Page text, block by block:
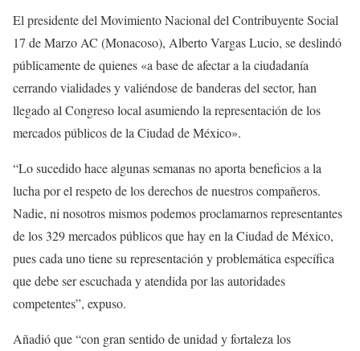
El presidente del Movimiento Nacional del Contribuyente Social
17 de Marzo AC (Monacoso), Alberto Vargas Lucio, se deslindó
públicamente de quienes «a base de afectar a la ciudadanía
cerrando vialidades y valiéndose de banderas del sector, han
llegado al Congreso local asumiendo la representación de los
mercados públicos de la Ciudad de México».
“Lo sucedido hace algunas semanas no aporta beneficios a la
lucha por el respeto de los derechos de nuestros compañeros.
Nadie, ni nosotros mismos podemos proclamarnos representantes
de los 329 mercados públicos que hay en la Ciudad de México,
pues cada uno tiene su representación y problemática específica
que debe ser escuchada y atendida por las autoridades
competentes”, expuso.
Añadió que “con gran sentido de unidad y fortaleza los